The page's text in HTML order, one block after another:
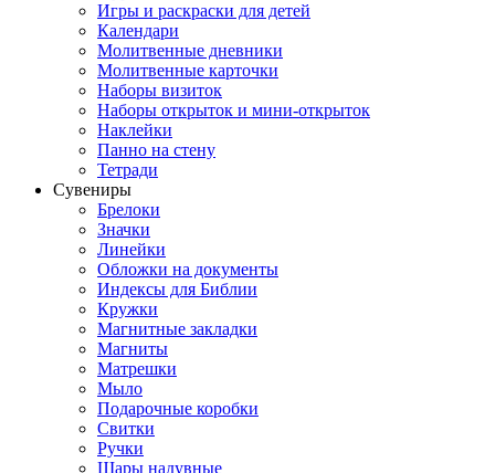
Игры и раскраски для детей
Календари
Молитвенные дневники
Молитвенные карточки
Наборы визиток
Наборы открыток и мини-открыток
Наклейки
Панно на стену
Тетради
Сувениры
Брелоки
Значки
Линейки
Обложки на документы
Индексы для Библии
Кружки
Магнитные закладки
Магниты
Матрешки
Мыло
Подарочные коробки
Свитки
Ручки
Шары надувные